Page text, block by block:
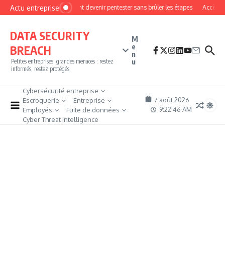
Aller au contenu
Actu entrepriseComment devenir pentester sans brûler les étapes Accès
DATA SECURITY
BREACH
Petites entreprises, grandes menaces : restez
informés, restez protégés
M
e
n
u
Cybersécurité entreprise
Escroquerie
Entreprise
Employés
Fuite de données
Cyber Threat Intelligence
7 août 2026
9:22:47 AM